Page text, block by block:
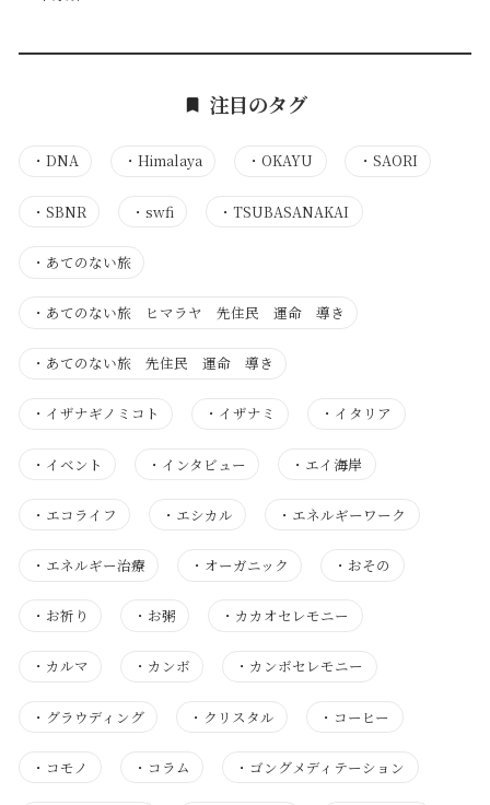
注目のタグ
・ DNA ・Himalaya ・OKAYU ・ SAORI
・ SBNR ・ swfi ・TSUBASANAKAI
・ あてのない旅
・ あてのない旅 ヒマラヤ 先住民 運命 導き
・ あてのない旅 先住民 運命 導き
・ イザナギノミコト ・ イザナミ ・ イタリア
・ イベント ・ インタビュー ・ エイ海岸
・ エコライフ ・ エシカル ・ エネルギーワーク
・ エネルギー治療 ・ オーガニック ・ おその
・ お祈り ・ お粥 ・ カカオセレモニー
・ カルマ ・ カンボ ・ カンボセレモニー
・ グラウディング ・ クリスタル ・ コーヒー
・ コモノ ・ コラム ・ ゴングメディテーション